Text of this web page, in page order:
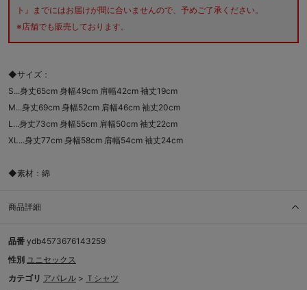
ト』までにはお届けが間に合いませんので、予めご了承ください。
※店舗でも販売しております。
◆サイズ：
S...身丈65cm 身幅49cm 肩幅42cm 袖丈19cm
M...身丈69cm 身幅52cm 肩幅46cm 袖丈20cm
L...身丈73cm 身幅55cm 肩幅50cm 袖丈22cm
XL...身丈77cm 身幅58cm 肩幅54cm 袖丈24cm
◆素材：綿
商品詳細
品番 ydb4573676143259
性別 ユニセックス
カテゴリ アパレル > Ｔシャツ